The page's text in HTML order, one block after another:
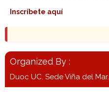
Inscríbete aquí
Organized By :
Duoc UC. Sede Viña del Mar.